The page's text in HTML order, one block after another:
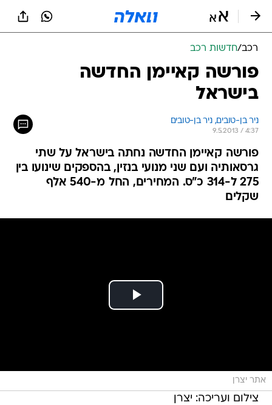
רכב/חדשות רכב
פורשה קאיימן החדשה
בישראל
ניר בן-טובים, ניר בן-טובים
9.5.2013 / 4:37
פורשה קאיימן החדשה נחתה בישראל על שתי
גרסאותיה ועם שני מנועי בנזין, בהספקים שינועו בין
275 ל-314 כ"ס. המחירים, החל מ-540 אלף
שקלים
אתר יצרן
צילום ועריכה: יצרן